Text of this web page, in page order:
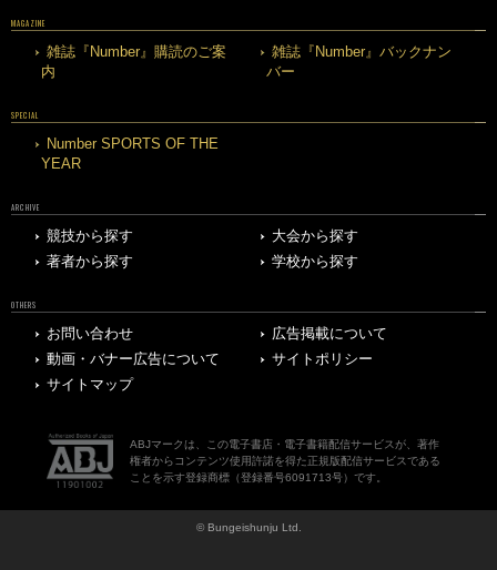
MAGAZINE
雑誌『Number』購読のご案
内
雑誌『Number』バックナン
バー
SPECIAL
Number SPORTS OF THE
YEAR
ARCHIVE
競技から探す
大会から探す
著者から探す
学校から探す
OTHERS
お問い合わせ
広告掲載について
動画・バナー広告について
サイトポリシー
サイトマップ
ABJマークは、この電子書店・電子書籍配信サービスが、著作
権者からコンテンツ使用許諾を得た正規版配信サービスである
ことを示す登録商標（登録番号6091713号）です。
© Bungeishunju Ltd.